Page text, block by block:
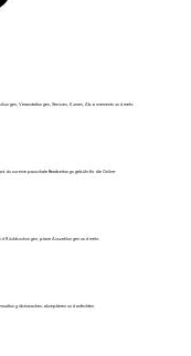
Veranstaltungen, Services, Kursen, Abonnements und mehr.
du nur eine pauschale Bearbeitungsgebühr für die Online-
Rückbuchungen, plane Auszahlungen und mehr.
überwachen, akzeptieren und anfechten.